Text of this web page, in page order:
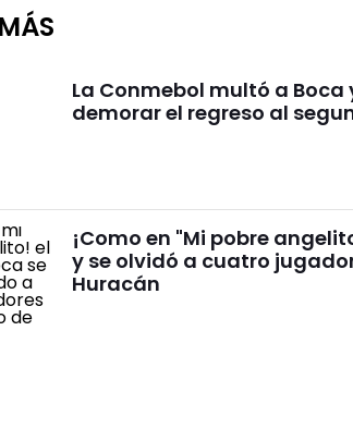
La Conmebol multó a
demorar el regreso al
¡Como en "Mi pobre
y se olvidó a cuatro
Huracán